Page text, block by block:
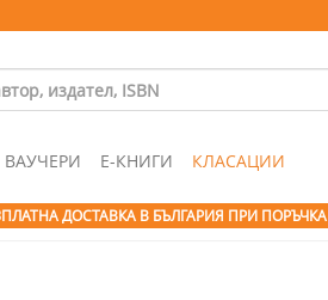
ВАУЧЕРИ Е-КНИГИ КЛАСАЦИИ
ДОСТАВКА В БЪЛГАРИЯ ПРИ ПОРЪЧКА